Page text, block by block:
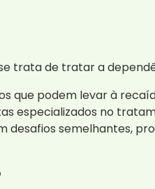
trata de tratar a
que podem levar à
especializados no
semelhantes,